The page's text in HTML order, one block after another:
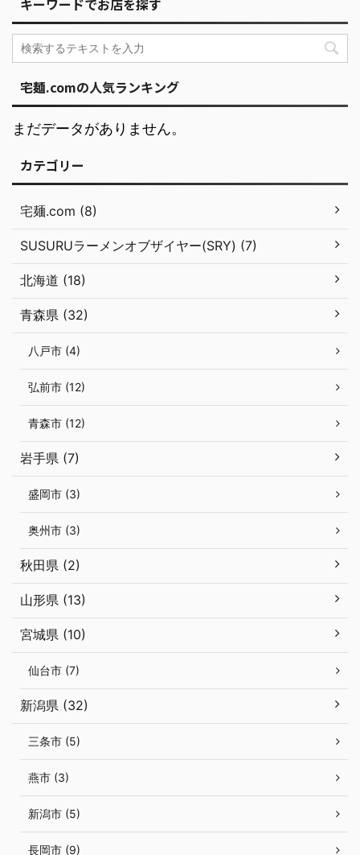
キーワードでお店を探す
宅麺.comの人気ランキング
まだデータがありません。
カテゴリー
宅麺.com (8)
SUSURUラーメンオブザイヤー(SRY) (7)
北海道 (18)
青森県 (32)
八戸市 (4)
弘前市 (12)
青森市 (12)
岩手県 (7)
盛岡市 (3)
奥州市 (3)
秋田県 (2)
山形県 (13)
宮城県 (10)
仙台市 (7)
新潟県 (32)
三条市 (5)
燕市 (3)
新潟市 (5)
長岡市 (9)